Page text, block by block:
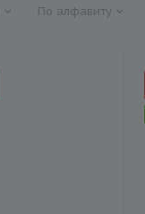
По алфавиту